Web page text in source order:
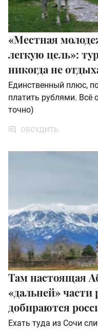
«Местная
легкую цель»:
никогда не
Единственный плюс,
платить рублями. Всё
точно)
ОБСУДИТЬ
Там настоящая
«дальней» части
добираются
Ехать туда из Сочи